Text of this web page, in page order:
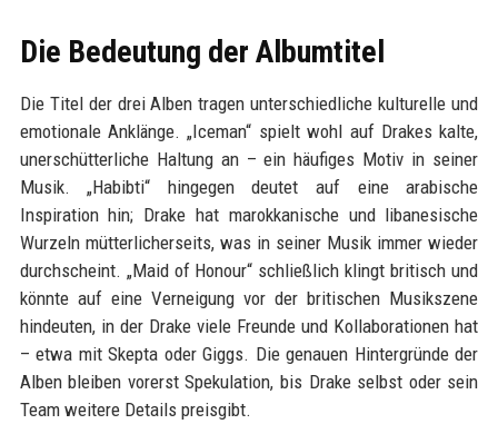
Die Bedeutung der Albumtitel
Die Titel der drei Alben tragen unterschiedliche kulturelle und
emotionale Anklänge. „Iceman“ spielt wohl auf Drakes kalte,
unerschütterliche Haltung an – ein häufiges Motiv in seiner
Musik. „Habibti“ hingegen deutet auf eine arabische
Inspiration hin; Drake hat marokkanische und libanesische
Wurzeln mütterlicherseits, was in seiner Musik immer wieder
durchscheint. „Maid of Honour“ schließlich klingt britisch und
könnte auf eine Verneigung vor der britischen Musikszene
hindeuten, in der Drake viele Freunde und Kollaborationen hat
– etwa mit Skepta oder Giggs. Die genauen Hintergründe der
Alben bleiben vorerst Spekulation, bis Drake selbst oder sein
Team weitere Details preisgibt.